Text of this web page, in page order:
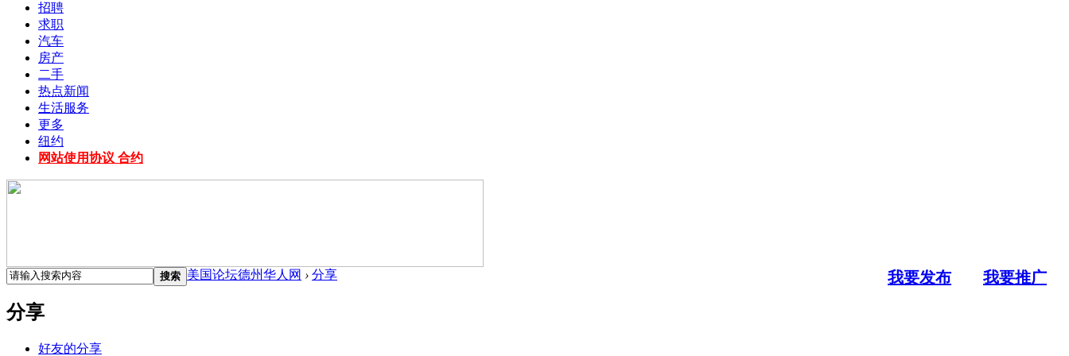
招聘
求职
汽车
房产
二手
热点新闻
生活服务
更多
纽约
网站使用协议 合约
搜索 我要发布 我要推广
美国论坛德州华人网 › 分享
分享
好友的分享